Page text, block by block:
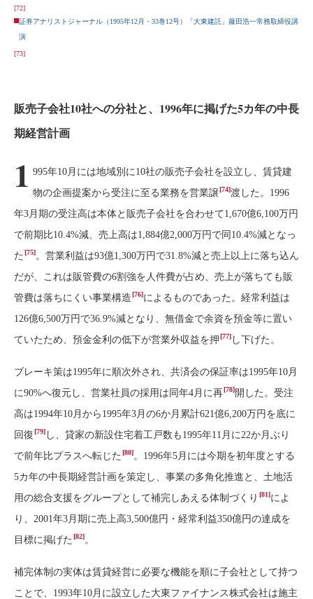
[72]
証券アナリストジャーナル（1995年12月・33巻12号）「大東建託」藤田浩一常務取締役講
演
[73]
販売子会社10社への分社と、1996年に掲げた5カ年の中長
期経営計画
1 995年10月には地域別に10社の販売子会社を設立し、賃貸建
物の企画提案から受注に至る業務を営業譲[74]渡した。1996
年3月期の受注高は本体と販売子会社を合わせて1,670億6,100万円
で前期比10.4%減、売上高は1,884億2,000万円で同10.4%減となっ
た [75]。営業利益は93億1,300万円で31.8%減と売上以上に落ち込ん
だが、これは販管費の6割強を人件費が占め、売上が落ちても販
管費は落ちにくい事業構造[76]によるものであった。経常利益は
126億6,500万円で36.9%減となり、無借金で余資を預金等に置い
ていたため、預金金利の低下が営業外収益を押[77] し下げた。
ブレーキ策は1995年に順次外され、共済会の保証率は1995年10月
に90%へ復元し、営業社員の採用は同年4月に再[78]開した。受注
高は1994年10月から1995年3月の6か月累計621億6,200万円を底に
回復[79] し、貸家の新設住宅着工戸数も1995年11月に22か月ぶり
で前年比プラスへ転じた [80]。1996年5月には今期を初年度とする
5カ年の中長期経営計画を策定し、事業の多角化推進と、土地活
用の総合支援をグループとして補完しあえる体制づくり [81]によ
り、2001年3月期に売上高3,500億円・経常利益350億円の達成を
目標に掲げた [82]。
補完体制の実体は賃貸経営に必要な機能を順に子会社として持つ
ことで、1993年10月に設立した大東ファイナンス株式会社は施主